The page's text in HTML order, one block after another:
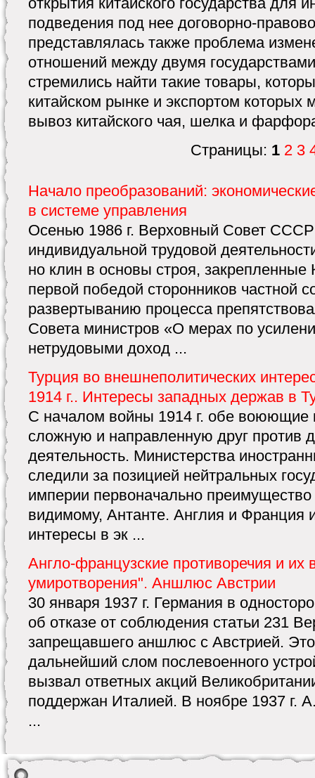
подведения под нее договорно-
представлялась также проблема
отношений между двумя
стремились найти такие товары,
китайском рынке и экспортом
вывоз китайского чая, шелка и
Страницы: 1 2 3
Начало преобразований:
в системе управления
Осенью 1986 г. Верховный Совет
индивидуальной трудовой
но клин в основы строя,
первой победой сторонников частной
развертыванию процесса
Совета министров «О мерах по
нетрудовыми доход ...
Турция во внешнеполитических
1914 г.. Интересы западных держав в
С началом войны 1914 г. обе воюющие
сложную и направленную друг против
деятельность. Министерства
следили за позицией нейтральных
империи первоначально
видимому, Антанте. Англия и
интересы в эк ...
Англо-французские противоречия и их
умиротворения". Аншлюс Австрии
30 января 1937 г. Германия в
об отказе от соблюдения статьи 231
запрещавшего аншлюс с Австрией.
дальнейший слом послевоенного
вызвал ответных акций
поддержан Италией. В ноябре 1937 г.
...